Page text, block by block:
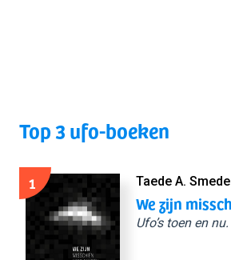
Top 3 ufo-boeken
1 Taede A.
We zijn
Ufo’s toen en nu.